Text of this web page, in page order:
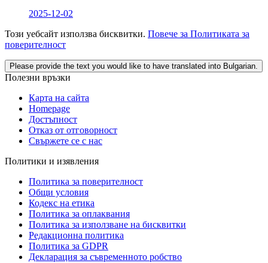
2025-12-02
Този уебсайт използва бисквитки. Повече за Политиката за
поверителност
Please provide the text you would like to have translated into Bulgarian.
Полезни връзки
Карта на сайта
Homepage
Достъпност
Отказ от отговорност
Свържете се с нас
Политики и изявления
Политика за поверителност
Общи условия
Кодекс на етика
Политика за оплаквания
Политика за използване на бисквитки
Редакционна политика
Политика за GDPR
Декларация за съвременното робство